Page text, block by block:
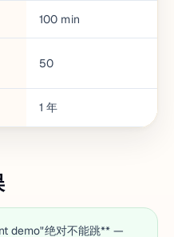
100 min
50
1 年
demo"绝对不能跳** —